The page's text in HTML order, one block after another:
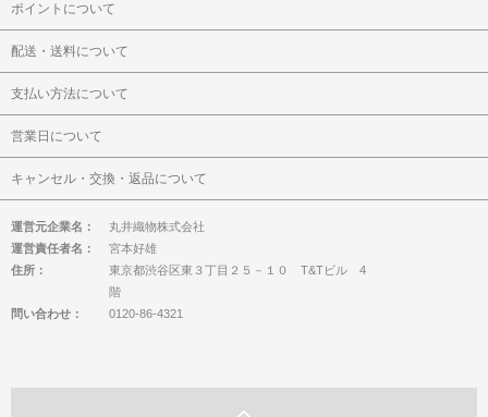
ポイントについて
配送・送料について
支払い方法について
営業日について
キャンセル・交換・返品について
運営元企業名：
丸井織物株式会社
運営責任者名：
宮本好雄
住所：
東京都渋谷区東３丁目２５－１０ T&Tビル 4
階
問い合わせ：
0120-86-4321